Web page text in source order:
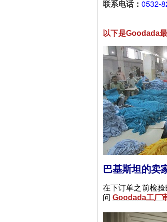
联系电话： 0532-
以下是Goodada
巴基斯坦的卖
在下订单之前检
问 Goodada工厂